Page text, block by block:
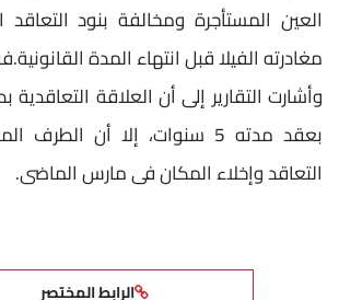
العين المستأجرة ومخالفة بنود التعاقد
مغادرته الفيلا قبل انتهاء المدة
بعقد مدته 5 سنوات، إلا أن
التعاقد وإخلاء المكان فى مارس الماضى.
الرابط المختصر